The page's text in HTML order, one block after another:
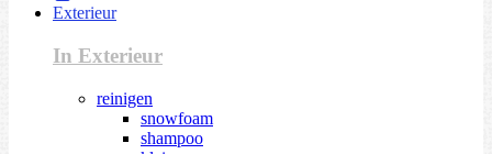
Exterieur
In Exterieur
reinigen
snowfoam
shampoo